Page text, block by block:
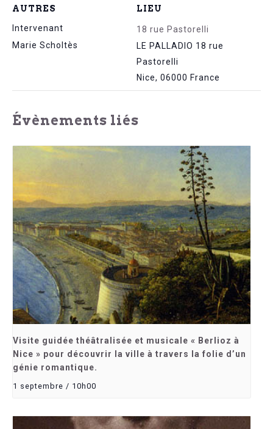
LIEU
18 rue Pastorelli
LE PALLADIO 18 rue
Pastorelli
Nice, 06000 France
AUTRES
Intervenant
Marie Scholtès
Évènements liés
Visite guidée théâtralisée et musicale « Berlioz à
Nice » pour découvrir la ville à travers la folie d’un
génie romantique.
1 septembre / 10h00